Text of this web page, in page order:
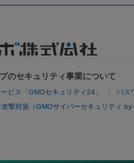
のセキュリティ事業について
ビス「GMOセキュリティ24」 パス
撃対策（GMOサイバーセキュリティ by